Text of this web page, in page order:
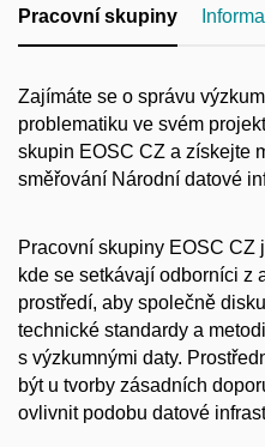
Pracovní skupiny
Zajímáte se o správu
problematiku ve svém
skupin EOSC CZ a získejte
směřování Národní datové
Pracovní skupiny EOSC CZ
kde se setkávají odborníci z
prostředí, aby společně
technické standardy a
s výzkumnými daty.
být u tvorby zásadních
ovlivnit podobu datové